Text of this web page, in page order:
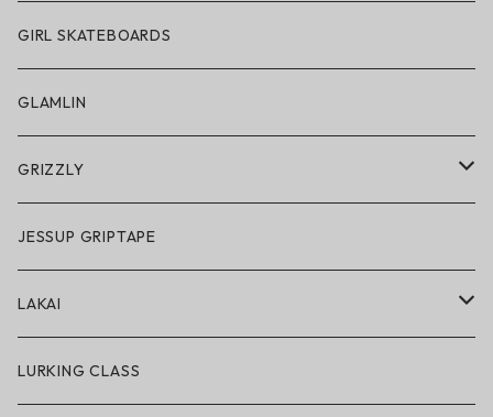
サングラス
スノーゴーグル
アクセサリー・小物
GIRL SKATEBOARDS
GLAMLIN
GRIZZLY
GRIZZLY × POLeR
アパレル
ハードグッズ
JESSUP GRIPTAPE
LAKAI
LAKAI × POLeR
LURKING CLASS